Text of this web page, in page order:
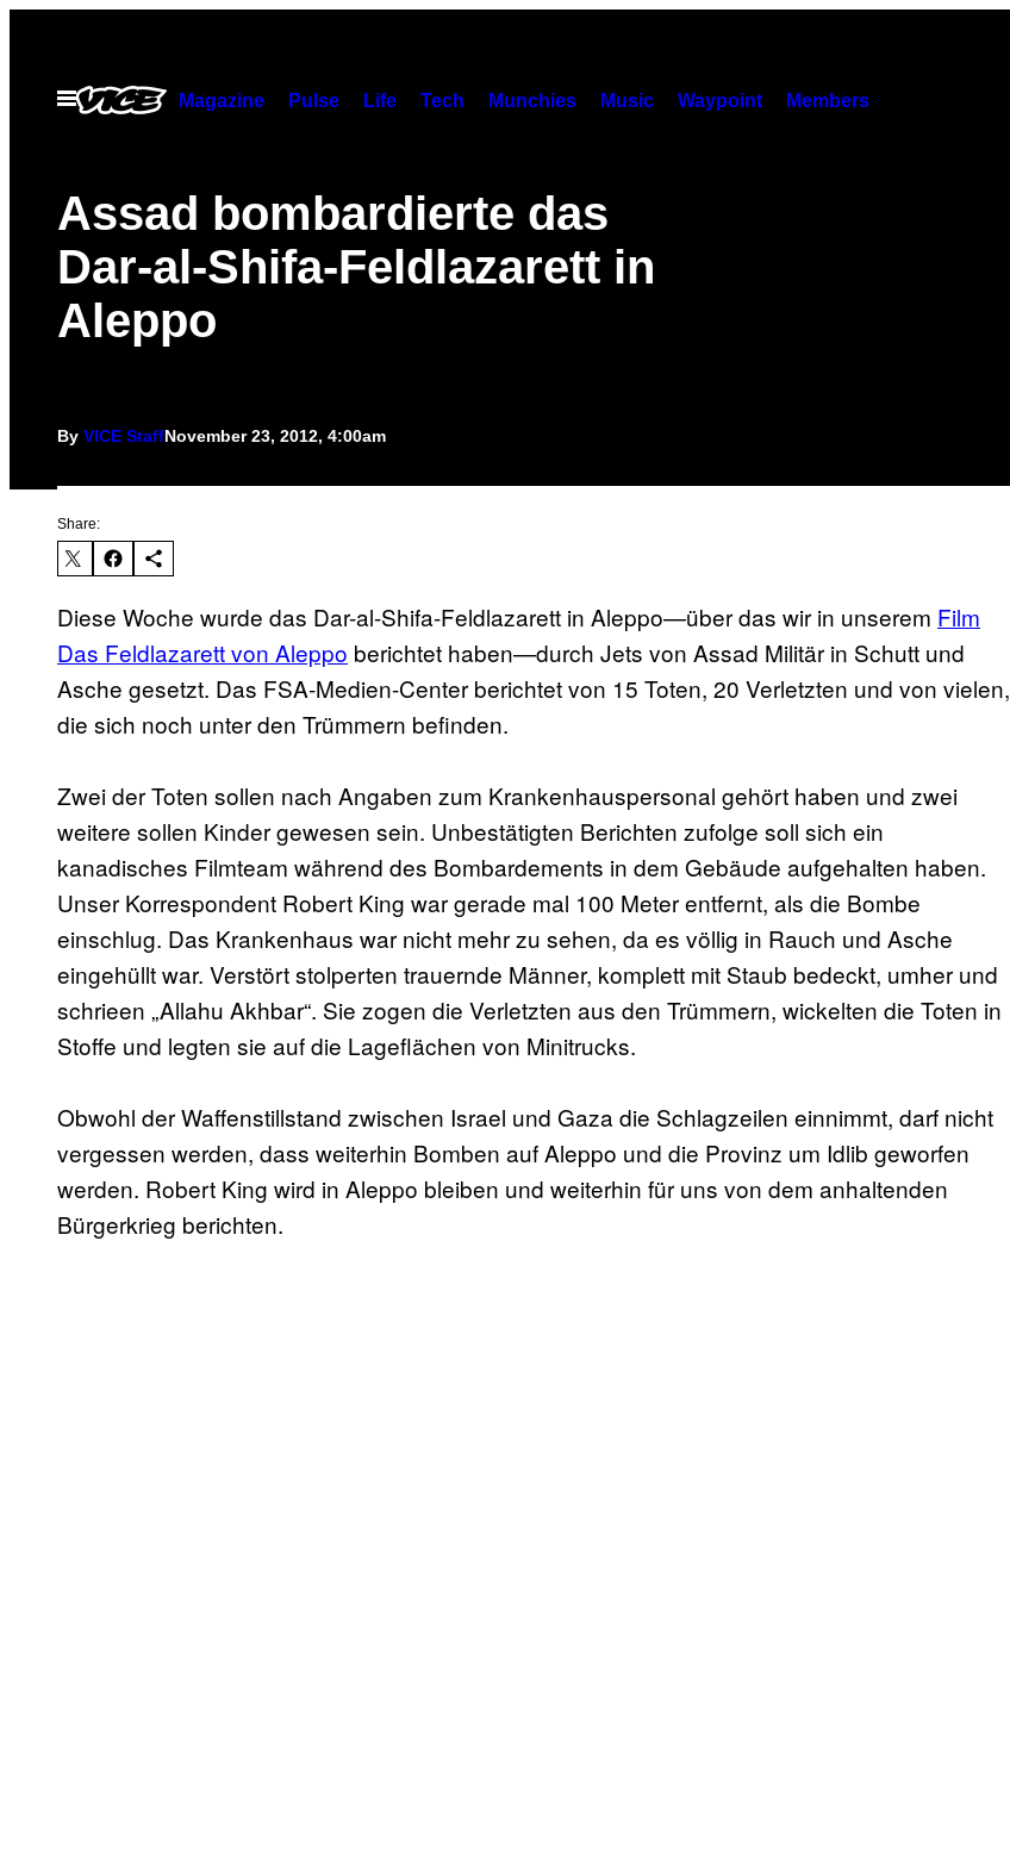
contentOpen
Menu
Magazine Pulse Life Tech Munchies Music Waypoint Members
Assad bombardierte das
Dar-al-Shifa-Feldlazarett in
Aleppo
By VICE StaffNovember 23, 2012, 4:00am
Share:
Diese Woche wurde das Dar-al-Shifa-Feldlazarett in Aleppo—über das wir in unserem Film
Das Feldlazarett von Aleppo berichtet haben—durch Jets von Assad Militär in Schutt und
Asche gesetzt. Das FSA-Medien-Center berichtet von 15 Toten, 20 Verletzten und von vielen,
die sich noch unter den Trümmern befinden.
Zwei der Toten sollen nach Angaben zum Krankenhauspersonal gehört haben und zwei
weitere sollen Kinder gewesen sein. Unbestätigten Berichten zufolge soll sich ein
kanadisches Filmteam während des Bombardements in dem Gebäude aufgehalten haben.
Unser Korrespondent Robert King war gerade mal 100 Meter entfernt, als die Bombe
einschlug. Das Krankenhaus war nicht mehr zu sehen, da es völlig in Rauch und Asche
eingehüllt war. Verstört stolperten trauernde Männer, komplett mit Staub bedeckt, umher und
schrieen „Allahu Akhbar“. Sie zogen die Verletzten aus den Trümmern, wickelten die Toten in
Stoffe und legten sie auf die Lageflächen von Minitrucks.
Obwohl der Waffenstillstand zwischen Israel und Gaza die Schlagzeilen einnimmt, darf nicht
vergessen werden, dass weiterhin Bomben auf Aleppo und die Provinz um Idlib geworfen
werden. Robert King wird in Aleppo bleiben und weiterhin für uns von dem anhaltenden
Bürgerkrieg berichten.